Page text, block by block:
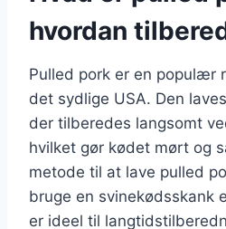
hvordan
Pulled pork er en populær
det sydlige USA. Den
der tilberedes langsomt
hvilket gør kødet mørt og
metode til at lave pulled
bruge en svinekødsskank
er ideel til